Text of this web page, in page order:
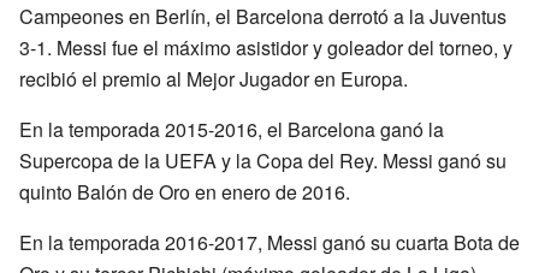
Campeones en Berlín, el Barcelona derrotó a la Juventus
3-1. Messi fue el máximo asistidor y goleador del torneo, y
recibió el premio al Mejor Jugador en Europa.
En la temporada 2015-2016, el Barcelona ganó la
Supercopa de la UEFA y la Copa del Rey. Messi ganó su
quinto Balón de Oro en enero de 2016.
En la temporada 2016-2017, Messi ganó su cuarta Bota de